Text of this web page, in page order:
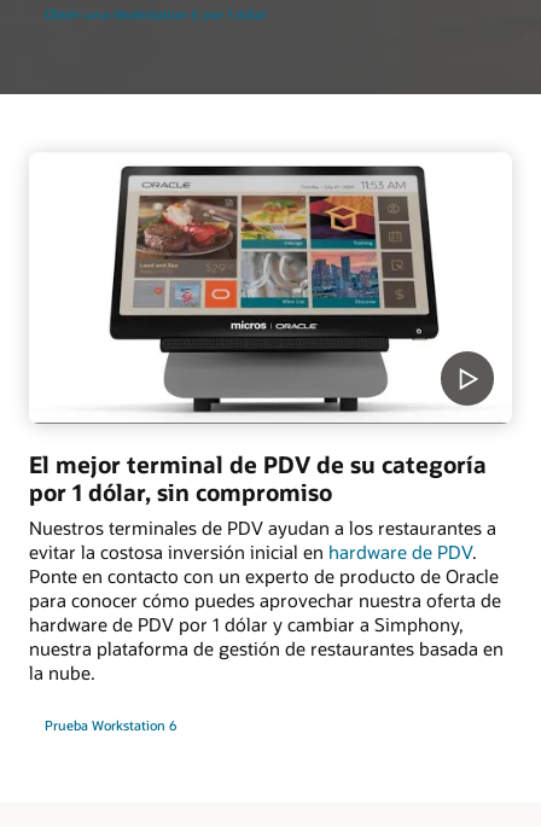
Obtén una Workstation 6 por 1 dólar
El mejor terminal de PDV de su categoría
por 1 dólar, sin compromiso
Nuestros terminales de PDV ayudan a los restaurantes a
evitar la costosa inversión inicial en hardware de PDV.
Ponte en contacto con un experto de producto de Oracle
para conocer cómo puedes aprovechar nuestra oferta de
hardware de PDV por 1 dólar y cambiar a Simphony,
nuestra plataforma de gestión de restaurantes basada en
la nube.
Prueba Workstation 6